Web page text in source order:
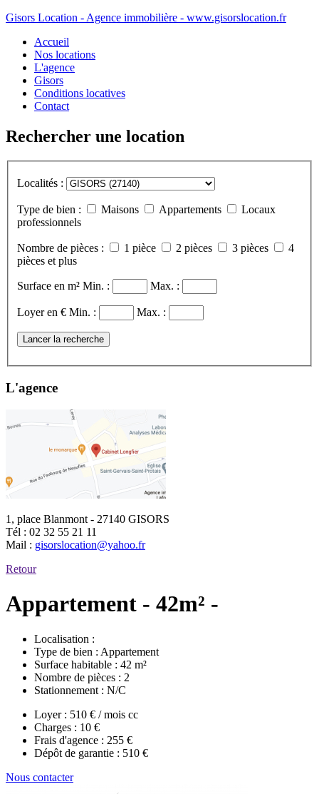
Gisors Location - Agence immobilière - www.gisorslocation.fr
Accueil
Nos locations
L'agence
Gisors
Conditions locatives
Contact
Rechercher une location
Localités :
Type de bien : Maisons Appartements
Locaux
professionnels
Nombre de pièces : 1 pièce 2 pièces 3 pièces
4
pièces et plus
Surface en m² Min. : Max. :
Loyer en € Min. : Max. :
Lancer la recherche
L'agence
1, place Blanmont - 27140 GISORS
Tél : 02 32 55 21 11
Mail : gisorslocation@yahoo.fr
Retour
Appartement - 42m² -
Localisation :
Type de bien : Appartement
Surface habitable : 42 m²
Nombre de pièces : 2
Stationnement : N/C
Loyer : 510 € / mois cc
Charges : 10 €
Frais d'agence : 255 €
Dépôt de garantie : 510 €
Nous contacter